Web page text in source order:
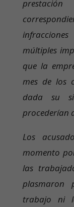
múltiples
que la
mes de los
dada su
procederían
Los
momento
las
plasmaron
trabajo ni